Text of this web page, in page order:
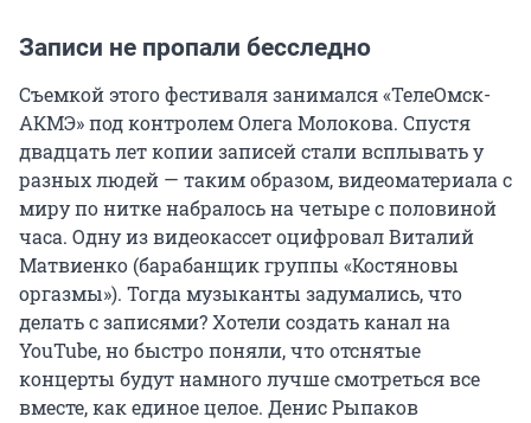
Записи не пропали бесследно
Съемкой этого фестиваля занимался «ТелеОмск-
АКМЭ» под контролем Олега Молокова. Спустя
двадцать лет копии записей стали всплывать у
разных людей — таким образом, видеоматериала с
миру по нитке набралось на четыре с половиной
часа. Одну из видеокассет оцифровал Виталий
Матвиенко (барабанщик группы «Костяновы
оргазмы»). Тогда музыканты задумались, что
делать с записями? Хотели создать канал на
YouTube, но быстро поняли, что отснятые
концерты будут намного лучше смотреться все
вместе, как единое целое. Денис Рыпаков